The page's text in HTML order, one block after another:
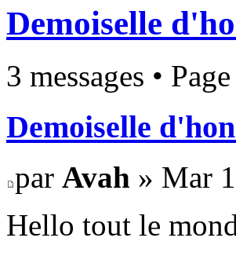
Demoiselle
3 messages • Page
Demoiselle
par Avah » Mar
Hello tout le